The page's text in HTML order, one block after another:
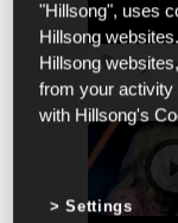
May 14
"Hillsong", uses
Hillsong
Hillsong
from your
with Hillsong's
Settings